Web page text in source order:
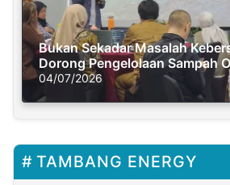
Bukan Sekadar Masalah
Dorong Pengelolaan Sampah
Solusi Krisis Iklim
04/07/2026
TAMBANG ENERGY